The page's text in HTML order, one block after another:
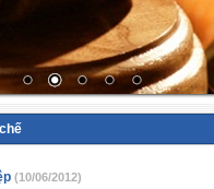
(10/06/2012)